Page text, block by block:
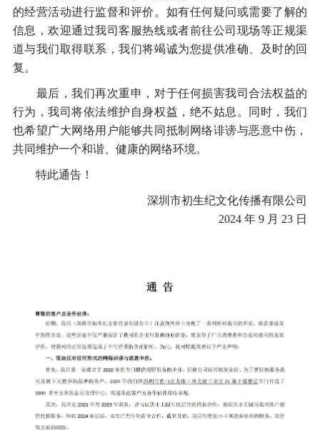
的经营活动进行监督和评价。如有任何疑问或需要了解的
信息，欢迎通过我司客服热线或者前往公司现场等正规渠
道与我们取得联系，我们将竭诚为您提供准确、及时的回
复。
最后，我们再次重申，对于任何损害我司合法权益的
行为，我司将依法维护自身权益，绝不姑息。同时，我们
也希望广大网络用户能够共同抵制网络诽谤与恶意中伤，
共同维护一个和谐、健康的网络环境。
特此通告！
深圳市初生纪文化传播有限公司
2024 年 9 月 23 日